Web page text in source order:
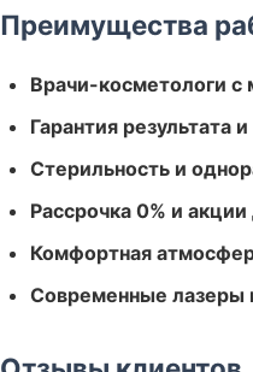
Преимущества
Врачи-косметологи
Гарантия результата
Стерильность и
Рассрочка 0% и
Комфортная
Современные лазеры